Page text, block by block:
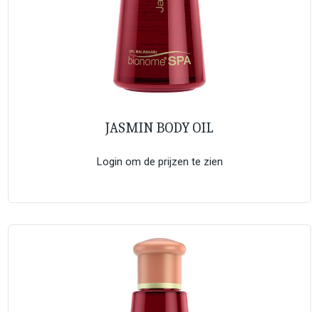
JASMIN BODY OIL
Login om de prijzen te zien